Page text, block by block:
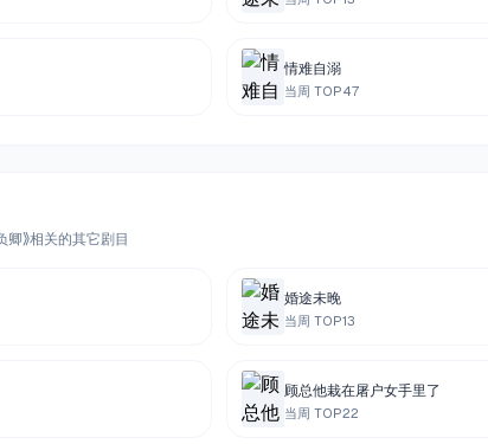
情难自溺
当周 TOP47
》相关的其它剧目
婚途未晚
当周 TOP13
顾总他栽在屠户女手里了
当周 TOP22